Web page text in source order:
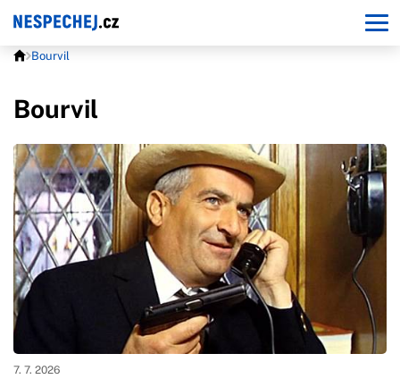
Bourvil
Bourvil
7. 7. 2026